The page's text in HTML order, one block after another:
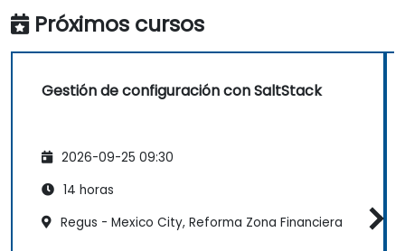
Próximos cursos
Gestión de configuración con SaltStack
2026-09-25 09:30
14 horas
Regus - Mexico City, Reforma Zona Financiera